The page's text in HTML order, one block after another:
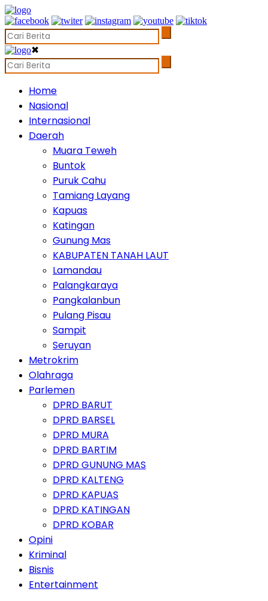
✖
Home
Nasional
Internasional
Daerah
Muara Teweh
Buntok
Puruk Cahu
Tamiang Layang
Kapuas
Katingan
Gunung Mas
KABUPATEN TANAH LAUT
Lamandau
Palangkaraya
Pangkalanbun
Pulang Pisau
Sampit
Seruyan
Metrokrim
Olahraga
Parlemen
DPRD BARUT
DPRD BARSEL
DPRD MURA
DPRD BARTIM
DPRD GUNUNG MAS
DPRD KALTENG
DPRD KAPUAS
DPRD KATINGAN
DPRD KOBAR
Opini
Kriminal
Bisnis
Entertainment